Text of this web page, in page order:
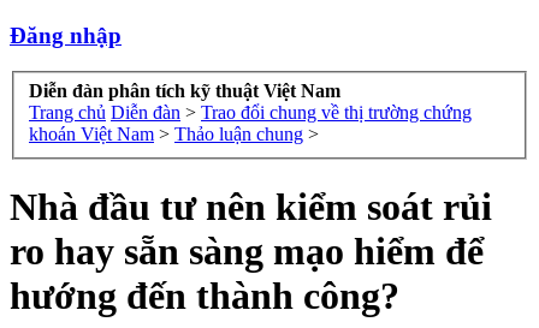
Đăng nhập
Diễn đàn phân tích kỹ thuật Việt Nam
Trang chủ Diễn đàn > Trao đổi chung về thị trường chứng
khoán Việt Nam > Thảo luận chung >
Nhà đầu tư nên kiểm soát rủi
ro hay sẵn sàng mạo hiểm để
hướng đến thành công?